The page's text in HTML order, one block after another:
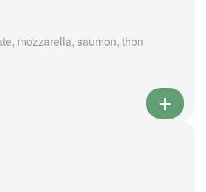
mozzarella, saumon, thon